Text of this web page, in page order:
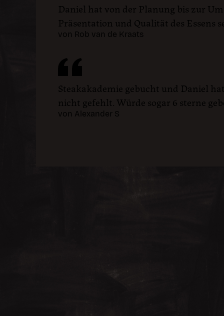
Daniel hat von der Planung bis zur
Präsentation und Qualität des Essens
von Rob van de Kraats
Steakakademie gebucht und Daniel
nicht gefehlt. Würde sogar 6 sterne
von Alexander S